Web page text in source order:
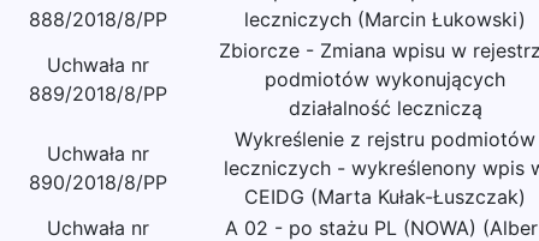
888/2018/8/PP
leczniczych (Marcin Łukowski)
Uchwała nr
889/2018/8/PP
Zbiorcze - Zmiana wpisu w
podmiotów wykonujących
działalność leczniczą
Uchwała nr
890/2018/8/PP
Wykreślenie z rejstru podmiotów
leczniczych - wykreślenony wpis
CEIDG (Marta Kułak-Łuszczak)
Uchwała nr
A 02 - po stażu PL (NOWA)